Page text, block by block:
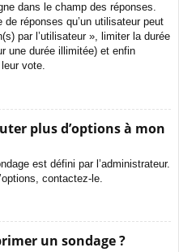
dans le champ des réponses.
réponses qu’un utilisateur peut
par l’utilisateur », limiter la durée
une durée illimitée) et enfin
vote.
plus d’options à mon
est défini par l’administrateur.
contactez-le.
un sondage ?